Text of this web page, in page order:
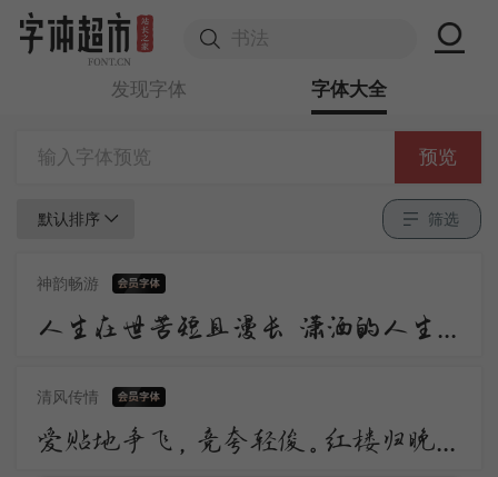
发现字体 字体大全
预览
默认排序 筛选
神韵畅游
人生在世苦短且漫长 潇洒的人生谁不倾情羡慕 潇洒 是一道醉人的风景 宛若美丽的音符自然流动 是人生内在气质的飘逸
清风传情
爱贴地争飞，竞夸轻俊。红楼归晚，看足柳昏花暝。应自栖香正稳。便忘了、天涯芳信。愁损翠黛双蛾，日日画阑独凭。